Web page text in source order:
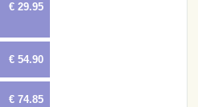
€ 29.95
€ 54.90
€ 74.85